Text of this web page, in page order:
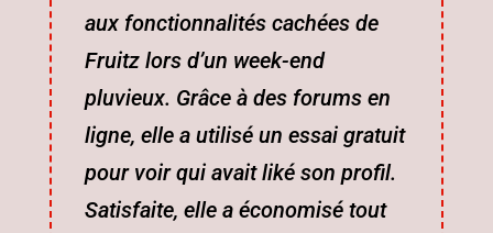
aux fonctionnalités cachées de
Fruitz lors d’un week-end
pluvieux. Grâce à des forums en
ligne, elle a utilisé un essai gratuit
pour voir qui avait liké son profil.
Satisfaite, elle a économisé tout